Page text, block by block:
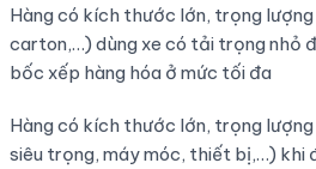
Hàng có kích thước lớn, trọng
carton,…) dùng xe có tải trọng nhỏ
bốc xếp hàng hóa ở mức tối đa
Hàng có kích thước lớn, trọng
siêu trọng, máy móc, thiết bị,…) khi